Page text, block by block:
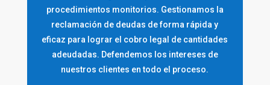
procedimientos monitorios. Gestionamos la
reclamación de deudas de forma rápida y
eficaz para lograr el cobro legal de cantidades
adeudadas. Defendemos los intereses de
nuestros clientes en todo el proceso.